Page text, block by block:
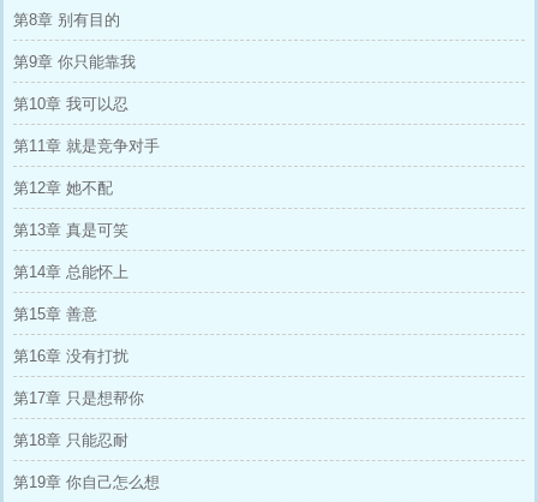
第8章 别有目的
第9章 你只能靠我
第10章 我可以忍
第11章 就是竞争对手
第12章 她不配
第13章 真是可笑
第14章 总能怀上
第15章 善意
第16章 没有打扰
第17章 只是想帮你
第18章 只能忍耐
第19章 你自己怎么想